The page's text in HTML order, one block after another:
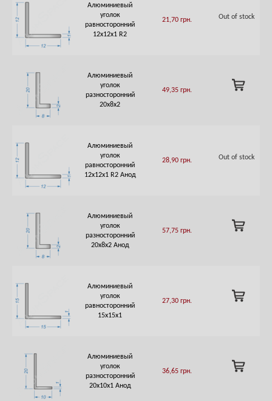
Алюминиевый
уголок
равносторонний
12х12х1 R2
21,70 грн. Out of stock
Алюминиевый
уголок
разносторонний
20х8х2
49,35 грн.
ADD
TO
Алюминиевый
уголок
равносторонний
12х12х1 R2 Анод
28,90 грн. Out of stock
Алюминиевый
уголок
разносторонний
20х8х2 Анод
57,75 грн.
ADD
TO
Алюминиевый
уголок
равносторонний
15х15х1
27,30 грн.
ADD
TO
Алюминиевый
уголок
разносторонний
20х10х1 Анод
36,65 грн.
ADD
TO